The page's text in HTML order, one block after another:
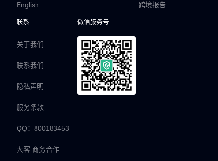
English 跨境报告
联系
关于我们
联系我们
隐私声明
服务条款
QQ：800183453
大客 商务合作
微信服务号